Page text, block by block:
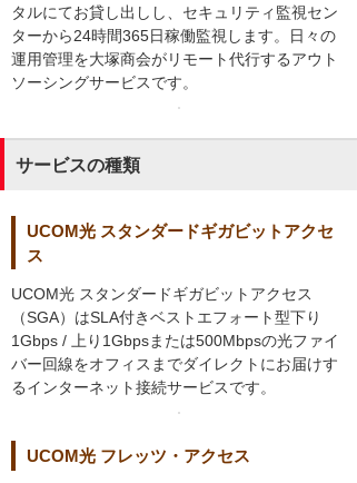
タルにてお貸し出しし、セキュリティ監視セン
ターから24時間365日稼働監視します。日々の
運用管理を大塚商会がリモート代行するアウト
ソーシングサービスです。
サービスの種類
UCOM光 スタンダードギガビットアクセ
ス
UCOM光 スタンダードギガビットアクセス
（SGA）はSLA付きベストエフォート型下り
1Gbps / 上り1Gbpsまたは500Mbpsの光ファイ
バー回線をオフィスまでダイレクトにお届けす
るインターネット接続サービスです。
UCOM光 フレッツ・アクセス